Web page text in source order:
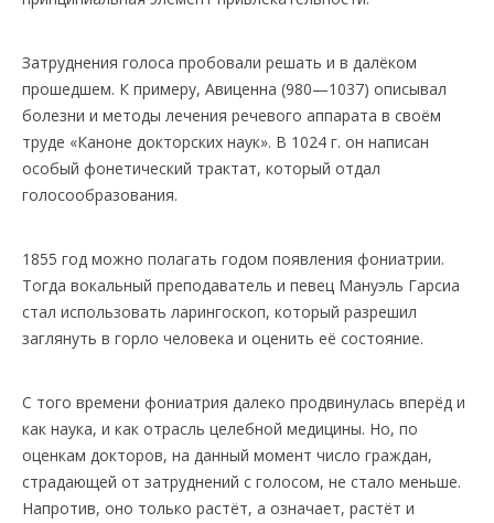
Затруднения голоса пробовали решать и в далёком
прошедшем. К примеру, Авиценна (980—1037) описывал
болезни и методы лечения речевого аппарата в своём
труде «Каноне докторских наук». В 1024 г. он написан
особый фонетический трактат, который отдал
голосообразования.
1855 год можно полагать годом появления фониатрии.
Тогда вокальный преподаватель и певец Мануэль Гарсиа
стал использовать ларингоскоп, который разрешил
заглянуть в горло человека и оценить её состояние.
С того времени фониатрия далеко продвинулась вперёд и
как наука, и как отрасль целебной медицины. Но, по
оценкам докторов, на данный момент число граждан,
страдающей от затруднений с голосом, не стало меньше.
Напротив, оно только растёт, а означает, растёт и